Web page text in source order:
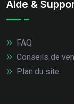
Aide &
FAQ
Conseils de
Plan du site